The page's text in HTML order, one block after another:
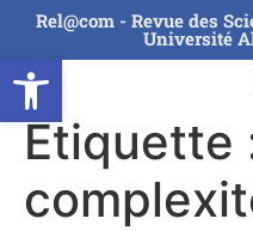
Ouvrir la
Rel@com - Revue des
Université
Étiquette